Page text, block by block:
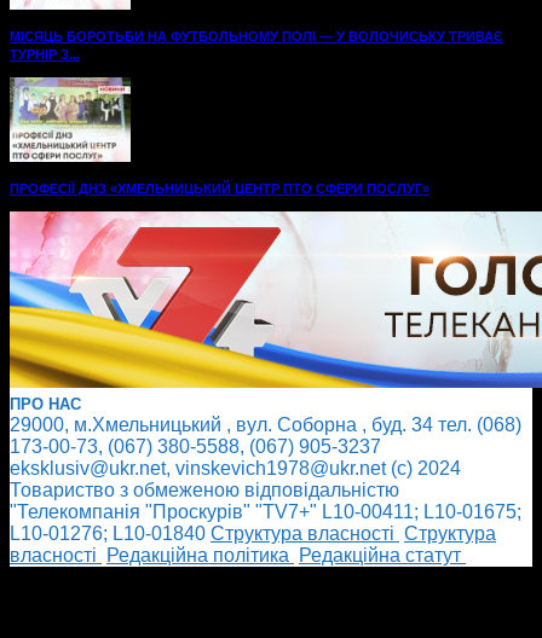
МІСЯЦЬ БОРОТЬБИ НА ФУТБОЛЬНОМУ ПОЛІ — У ВОЛОЧИСЬКУ ТРИВАЄ
ТУРНІР З...
ПРОФЕСІЇ ДНЗ «ХМЕЛЬНИЦЬКИЙ ЦЕНТР ПТО СФЕРИ ПОСЛУГ»
ПРО НАС
29000, м.Хмельницький , вул. Соборна , буд. 34 тел. (068)
173-00-73, (067) 380-5588, (067) 905-3237
eksklusiv@ukr.net, vinskevich1978@ukr.net (с) 2024
Товариство з обмеженою відповідальністю
"Телекомпанія "Проскурів" "TV7+" L10-00411; L10-01675;
L10-01276; L10-01840 Cтруктура власності Cтруктура
власності
Редакційна політика Редакційна статут